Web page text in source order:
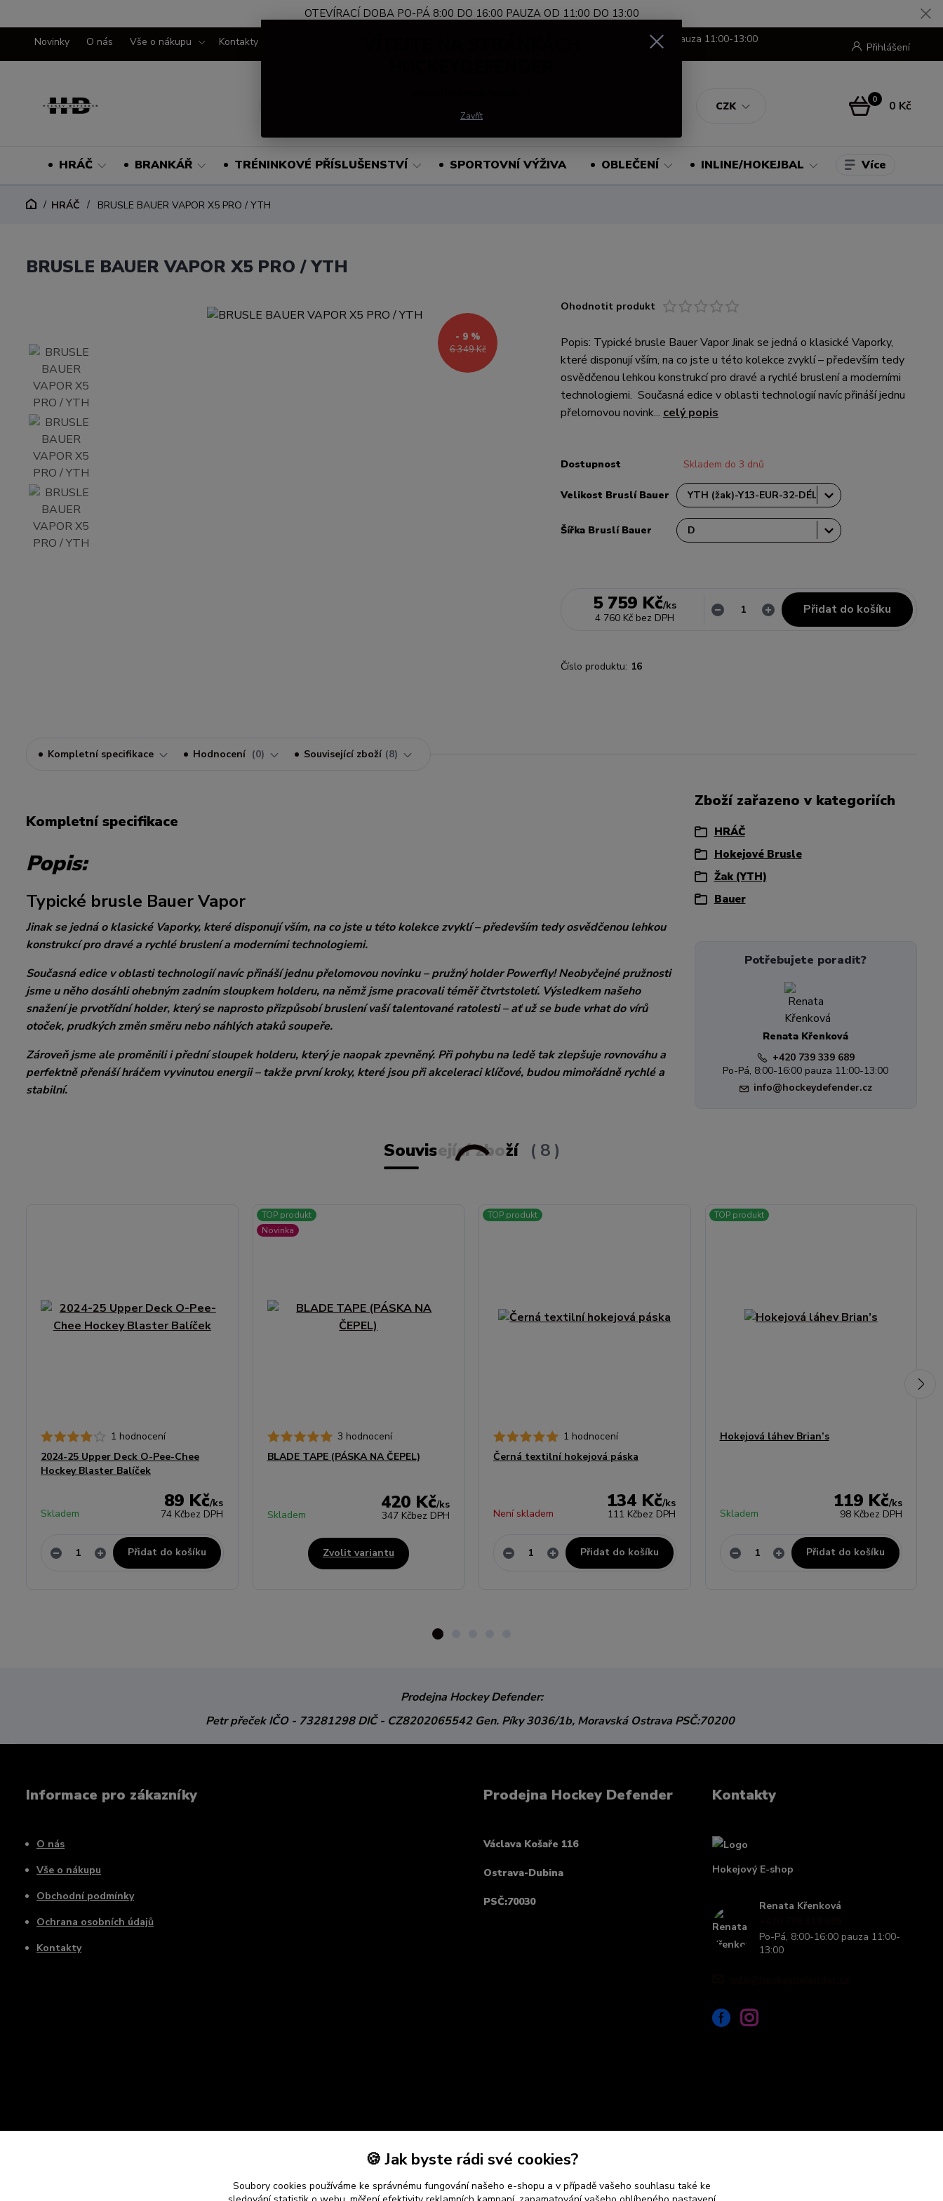
OTEVÍRACÍ DOBA PO-PÁ 8:00 DO 16:00 PAUZA OD 11:00 DO 13:00
Novinky O nás Vše o nákupu Kontakty
CZK
Přihlášení
Po-Pá, 8:00-16:00 pauza 11:00-13:00
0 0 Kč
HRÁČ BRANKÁŘ TRÉNINKOVÉ PŘÍSLUŠENSTVÍ SPORTOVNÍ VÝŽIVA OBLEČENÍ INLINE/HOKEJBAL Více
HRÁČ BRUSLE BAUER VAPOR X5 PRO / YTH
BRUSLE BAUER VAPOR X5 PRO / YTH
6 349 Kč
- 9 %
Ohodnotit produkt
Popis: Typické brusle Bauer Vapor Jinak se jedná o klasické Vaporky,
které disponují vším, na co jste u této kolekce zvyklí – především tedy
osvědčenou lehkou konstrukcí pro dravé a rychlé bruslení a moderními
technologiemi. Současná edice v oblasti technologií navíc přináší jednu
přelomovou novink... celý popis
Dostupnost Skladem do 3 dnů
Velikost Bruslí Bauer
Šířka Bruslí Bauer
5 759 Kč/ks
4 760 Kč bez DPH
Přidat do košíku
Číslo produktu: 16
Kompletní specifikace Hodnocení 0 Související zboží 8
Kompletní specifikace
Popis:
Typické brusle Bauer Vapor
Jinak se jedná o klasické Vaporky, které disponují vším, na co jste u této kolekce zvyklí – především tedy osvědčenou lehkou
konstrukcí pro dravé a rychlé bruslení a moderními technologiemi.
Současná edice v oblasti technologií navíc přináší jednu přelomovou novinku – pružný holder Powerfly! Neobyčejné pružnosti
jsme u něho dosáhli ohebným zadním sloupkem holderu, na němž jsme pracovali téměř čtvrtstoletí. Výsledkem našeho
snažení je prvotřídní holder, který se naprosto přizpůsobí bruslení vaší talentované ratolesti – ať už se bude vrhat do vírů
otoček, prudkých změn směru nebo náhlých ataků soupeře.
Zároveň jsme ale proměnili i přední sloupek holderu, který je naopak zpevněný. Při pohybu na ledě tak zlepšuje rovnováhu a
perfektně přenáší hráčem vyvinutou energii – takže první kroky, které jsou při akceleraci klíčové, budou mimořádně rychlé a
stabilní.
Zboží zařazeno v kategoriích
HRÁČ
Hokejové Brusle
Žak (YTH)
Bauer
Potřebujete poradit?
Renata Křenková
+420 739 339 689
Po-Pá, 8:00-16:00 pauza 11:00-13:00
info@hockeydefender.cz
Související zboží 8
1 hodnocení
2024-25 Upper Deck O-Pee-Chee
Hockey Blaster Balíček
89 Kč/ks
74 Kčbez DPH
Skladem
Přidat do košíku
TOP produkt
Novinka
3 hodnocení
BLADE TAPE (PÁSKA NA ČEPEL)
420 Kč/ks
347 Kčbez DPH
Skladem
Zvolit variantu
TOP produkt
1 hodnocení
Černá textilní hokejová páska
134 Kč/ks
111 Kčbez DPH
Není skladem
Přidat do košíku
TOP produkt
Hokejová láhev Brian’s
119 Kč/ks
98 Kčbez DPH
Skladem
Přidat do košíku
Prodejna Hockey Defender:
Petr přečekIČO - 73281298DIČ - CZ8202065542 Gen. Píky 3036/1b, Moravská Ostrava PSČ:70200
Informace pro zákazníky
O nás
Vše o nákupu
Obchodní podmínky
Ochrana osobních údajů
Kontakty
Prodejna Hockey Defender
Václava Košaře 116
Ostrava-Dubina
PSČ:70030
Kontakty
Hokejový E-shop
Renata Křenková
Po-Pá, 8:00-16:00 pauza 11:00-
13:00
Zavřít
🍪 Jak byste rádi své cookies?
Soubory cookies používáme ke správnému fungování našeho e-shopu a v případě vašeho souhlasu také ke